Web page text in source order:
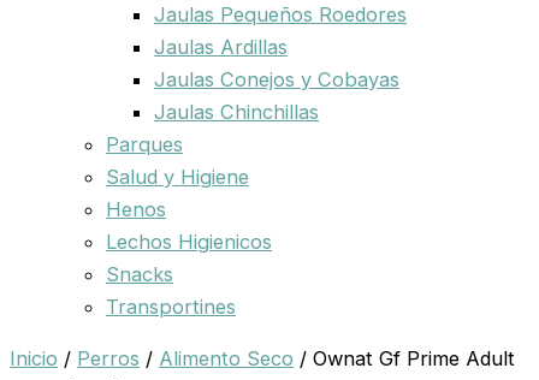
Jaulas Pequeños Roedores
Jaulas Ardillas
Jaulas Conejos y Cobayas
Jaulas Chinchillas
Parques
Salud y Higiene
Henos
Lechos Higienicos
Snacks
Transportines
Inicio / Perros / Alimento Seco / Ownat Gf Prime Adult